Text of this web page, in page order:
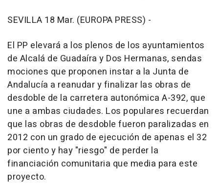
SEVILLA 18 Mar. (EUROPA PRESS) -
El PP elevará a los plenos de los ayuntamientos
de Alcalá de Guadaíra y Dos Hermanas, sendas
mociones que proponen instar a la Junta de
Andalucía a reanudar y finalizar las obras de
desdoble de la carretera autonómica A-392, que
une a ambas ciudades. Los populares recuerdan
que las obras de desdoble fueron paralizadas en
2012 con un grado de ejecución de apenas el 32
por ciento y hay "riesgo" de perder la
financiación comunitaria que media para este
proyecto.